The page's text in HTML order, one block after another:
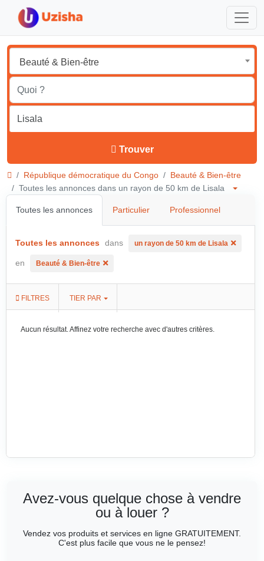
Beauté & Bien-être
Trouver
République démocratique du Congo
Beauté & Bien-être
Toutes les annonces dans un rayon de 50 km de Lisala
Toutes les annonces Particulier Professionnel
Toutes les annonces dans un rayon de 50 km de Lisala
en Beauté & Bien-être
FILTRES TIER PAR
Aucun résultat. Affinez votre recherche avec d'autres critères.
Avez-vous quelque chose à vendre
ou à louer ?
Vendez vos produits et services en ligne GRATUITEMENT.
C'est plus facile que vous ne le pensez!